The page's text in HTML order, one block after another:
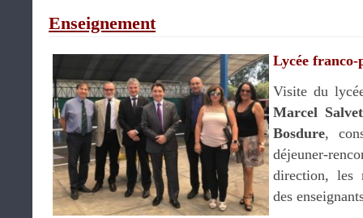
Enseignement
Lycée franco-
Visite du
Marcel
Bosdure,
déjeuner-
direction, les
des